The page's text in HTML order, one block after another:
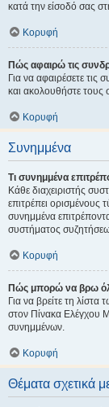
κατά την είσοδό σας
Κορυφή
Πώς αφαιρώ τις
Για να αφαιρέσετε
και ακολουθήστε τους
Κορυφή
Συνημμένα
Τι συνημμένα
Κάθε διαχειριστής
επιτρέπει ορισμένους
συνημμένα
συστήματος
Κορυφή
Πώς μπορώ να βρω
Για να βρείτε τη
στον Πίνακα Ελέγχου
συνημμένων.
Κορυφή
Θέματα σχετικά